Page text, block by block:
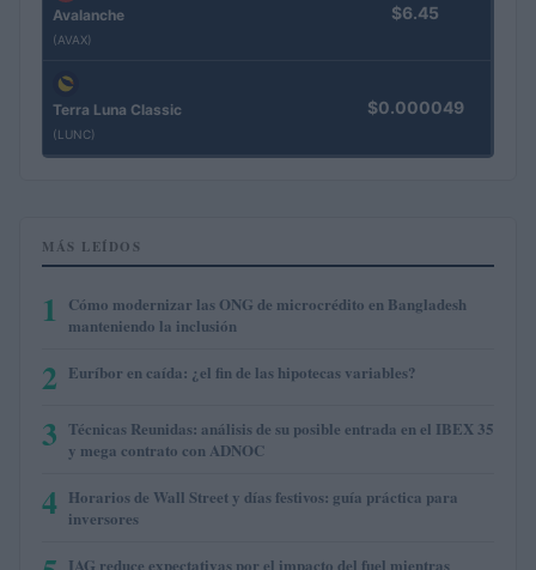
Avalanche
(AVAX)
$6.45
Terra Luna Classic
(LUNC)
$0.000049
MÁS LEÍDOS
1
Cómo modernizar las ONG de microcrédito en Bangladesh
manteniendo la inclusión
2 Euríbor en caída: ¿el fin de las hipotecas variables?
3 Técnicas Reunidas: análisis de su posible entrada en el IBEX 35
y mega contrato con ADNOC
4 Horarios de Wall Street y días festivos: guía práctica para
inversores
IAG reduce expectativas por el impacto del fuel mientras